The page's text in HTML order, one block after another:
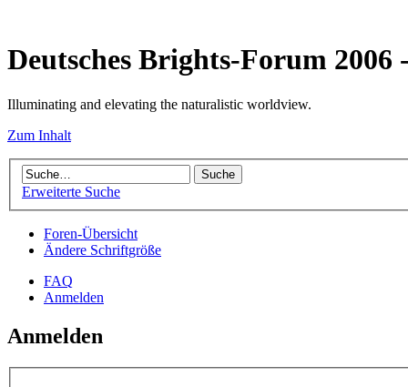
Deutsches Brights-Forum
Illuminating and elevating the naturalistic worldview.
Zum Inhalt
Erweiterte Suche
Foren-Übersicht
Ändere Schriftgröße
FAQ
Anmelden
Anmelden